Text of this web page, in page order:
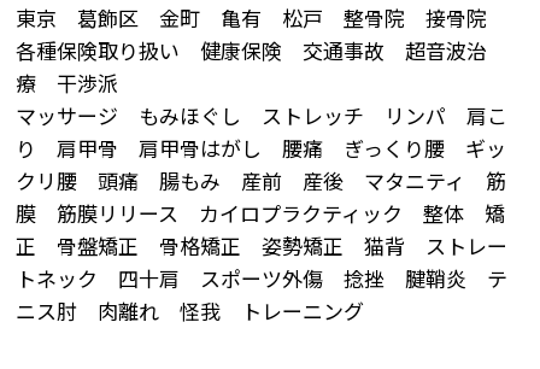
東京 葛飾区 金町 亀有 松戸 整骨院 接骨院
各種保険取り扱い 健康保険 交通事故 超音波治
療 干渉派
マッサージ もみほぐし ストレッチ リンパ 肩こ
り 肩甲骨 肩甲骨はがし 腰痛 ぎっくり腰 ギッ
クリ腰 頭痛 腸もみ 産前 産後 マタニティ 筋
膜 筋膜リリース カイロプラクティック 整体 矯
正 骨盤矯正 骨格矯正 姿勢矯正 猫背 ストレー
トネック 四十肩 スポーツ外傷 捻挫 腱鞘炎 テ
ニス肘 肉離れ 怪我 トレーニング